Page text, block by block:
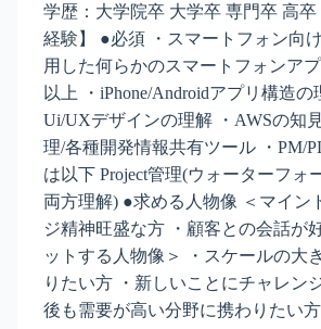
学歴：大学院卒 大学卒 専門卒 高卒
経験】 ●必須 ・スマートフォン向
用した何らかのスマートフォンア
以上 ・iPhone/Androidアプリ構造の
Ui/UXデザインの理解 ・AWSの知
理/各種開発情報共有ツール ・PM/
は以下 Project管理(ウォーターフォ
両方理解) ●求める人物像 ＜マイン
ジ精神旺盛な方 ・顧客との会話が
ットする人物像＞ ・スケールの大
りたい方 ・新しいことにチャレン
後も需要が高い分野に携わりたい方